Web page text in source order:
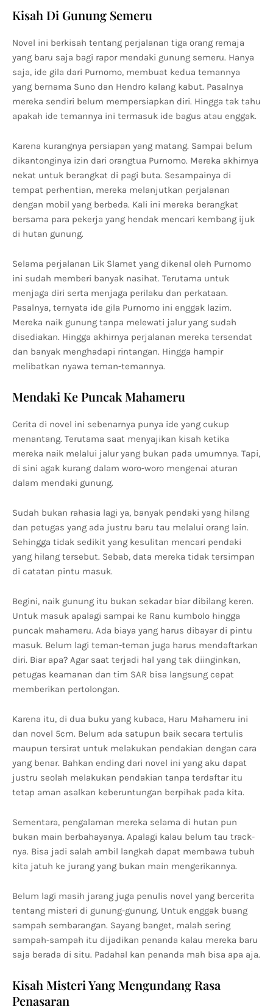
Kisah Di Gunung Semeru
Novel ini berkisah tentang perjalanan tiga orang remaja
yang baru saja bagi rapor mendaki gunung semeru. Hanya
saja, ide gila dari Purnomo, membuat kedua temannya
yang bernama Suno dan Hendro kalang kabut. Pasalnya
mereka sendiri belum mempersiapkan diri. Hingga tak tahu
apakah ide temannya ini termasuk ide bagus atau enggak.
Karena kurangnya persiapan yang matang. Sampai belum
dikantonginya izin dari orangtua Purnomo. Mereka akhirnya
nekat untuk berangkat di pagi buta. Sesampainya di
tempat perhentian, mereka melanjutkan perjalanan
dengan mobil yang berbeda. Kali ini mereka berangkat
bersama para pekerja yang hendak mencari kembang ijuk
di hutan gunung.
Selama perjalanan Lik Slamet yang dikenal oleh Purnomo
ini sudah memberi banyak nasihat. Terutama untuk
menjaga diri serta menjaga perilaku dan perkataan.
Pasalnya, ternyata ide gila Purnomo ini enggak lazim.
Mereka naik gunung tanpa melewati jalur yang sudah
disediakan. Hingga akhirnya perjalanan mereka tersendat
dan banyak menghadapi rintangan. Hingga hampir
melibatkan nyawa teman-temannya.
Mendaki Ke Puncak Mahameru
Cerita di novel ini sebenarnya punya ide yang cukup
menantang. Terutama saat menyajikan kisah ketika
mereka naik melalui jalur yang bukan pada umumnya. Tapi,
di sini agak kurang dalam woro-woro mengenai aturan
dalam mendaki gunung.
Sudah bukan rahasia lagi ya, banyak pendaki yang hilang
dan petugas yang ada justru baru tau melalui orang lain.
Sehingga tidak sedikit yang kesulitan mencari pendaki
yang hilang tersebut. Sebab, data mereka tidak tersimpan
di catatan pintu masuk.
Begini, naik gunung itu bukan sekadar biar dibilang keren.
Untuk masuk apalagi sampai ke Ranu kumbolo hingga
puncak mahameru. Ada biaya yang harus dibayar di pintu
masuk. Belum lagi teman-teman juga harus mendaftarkan
diri. Biar apa? Agar saat terjadi hal yang tak diinginkan,
petugas keamanan dan tim SAR bisa langsung cepat
memberikan pertolongan.
Karena itu, di dua buku yang kubaca, Haru Mahameru ini
dan novel 5cm. Belum ada satupun baik secara tertulis
maupun tersirat untuk melakukan pendakian dengan cara
yang benar. Bahkan ending dari novel ini yang aku dapat
justru seolah melakukan pendakian tanpa terdaftar itu
tetap aman asalkan keberuntungan berpihak pada kita.
Sementara, pengalaman mereka selama di hutan pun
bukan main berbahayanya. Apalagi kalau belum tau track-
nya. Bisa jadi salah ambil langkah dapat membawa tubuh
kita jatuh ke jurang yang bukan main mengerikannya.
Belum lagi masih jarang juga penulis novel yang bercerita
tentang misteri di gunung-gunung. Untuk enggak buang
sampah sembarangan. Sayang banget, malah sering
sampah-sampah itu dijadikan penanda kalau mereka baru
saja berada di situ. Padahal kan penanda mah bisa apa aja.
Kisah Misteri Yang Mengundang Rasa
Penasaran